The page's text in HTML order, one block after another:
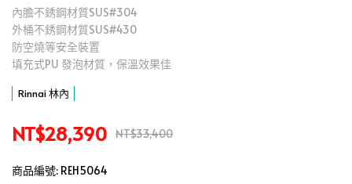
內膽不銹鋼材質SUS#304
外桶不銹鋼材質SUS#430
防空燒等安全裝置
填充式PU 發泡材質，保溫效果佳
Rinnai 林內
NT$28,390 NT$33,400
商品編號: REH5064